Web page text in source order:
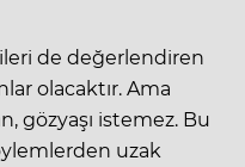
de değerlendiren
olacaktır. Ama
gözyaşı istemez. Bu
uzak